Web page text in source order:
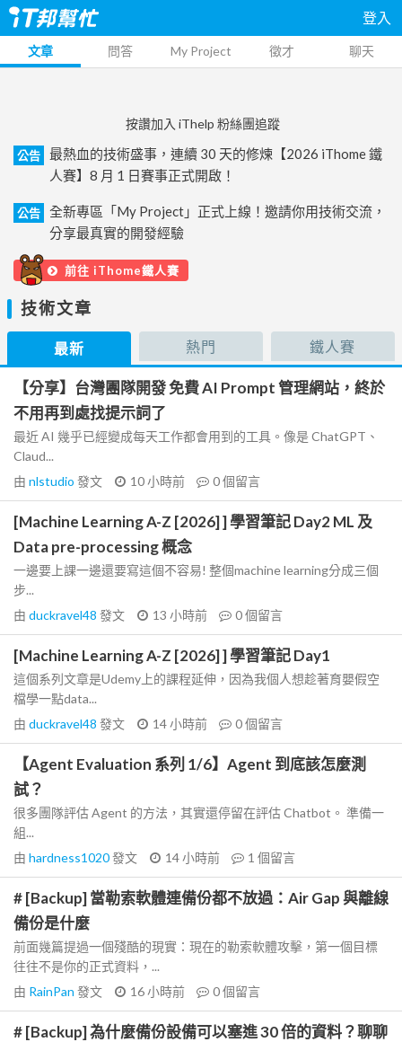
登入
文章 問答 My Project 徵才 聊天
按讚加入 iThelp 粉絲團追蹤
公告
最熱血的技術盛事，連續 30 天的修煉【2026 iThome 鐵
人賽】8 月 1 日賽事正式開啟！
公告
全新專區「My Project」正式上線！邀請你用技術交流，
分享最真實的開發經驗
前往 iThome鐵人賽
技術文章
最新 熱門 鐵人賽
【分享】台灣團隊開發 免費 AI Prompt 管理網站，終於
不用再到處找提示詞了
最近 AI 幾乎已經變成每天工作都會用到的工具。像是 ChatGPT、
Claud...
由 nlstudio 發文 10 小時前 0個留言
[Machine Learning A-Z [2026] ] 學習筆記 Day2 ML 及
Data pre-processing 概念
一邊要上課一邊還要寫這個不容易! 整個machine learning分成三個
步...
由 duckravel48 發文 13 小時前 0個留言
[Machine Learning A-Z [2026] ] 學習筆記 Day1
這個系列文章是Udemy上的課程延伸，因為我個人想趁著育嬰假空
檔學一點data...
由 duckravel48 發文 14 小時前 0個留言
【Agent Evaluation 系列 1/6】Agent 到底該怎麼測
試？
很多團隊評估 Agent 的方法，其實還停留在評估 Chatbot。 準備一
組...
由 hardness1020發文 14 小時前 1 個留言
# [Backup] 當勒索軟體連備份都不放過：Air Gap 與離線
備份是什麼
前面幾篇提過一個殘酷的現實：現在的勒索軟體攻擊，第一個目標
往往不是你的正式資料，...
由 RainPan 發文 16 小時前 0個留言
# [Backup] 為什麼備份設備可以塞進 30 倍的資料？聊聊